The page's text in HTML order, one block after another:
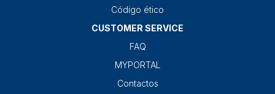
Código ético
CUSTOMER SERVICE
FAQ
MYPORTAL
Contactos